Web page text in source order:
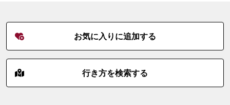
お気に入りに追加する
行き方を検索する